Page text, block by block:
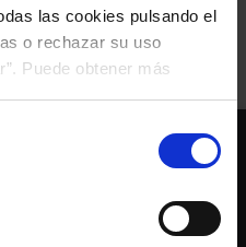
las cookies pulsando el
o rechazar su uso
Puede obtener más